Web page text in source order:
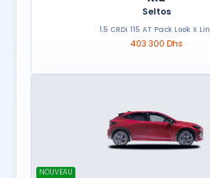
Seltos
1.5 CRDi 115 AT Pack Look X
403 300 Dhs
NOUVEAU